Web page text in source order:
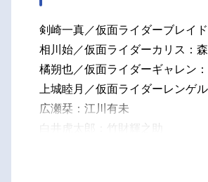
剣崎一真／仮面ライダーブレイ
相川始／仮面ライダーカリス：
橘朔也／仮面ライダーギャレン
上城睦月／仮面ライダーレンゲ
広瀬栞：江川有未
白井虎太郎：竹財輝之助